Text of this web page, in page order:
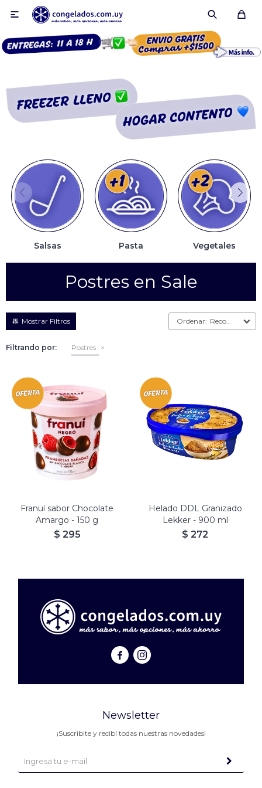

Salsas Pasta Vegetales
Postres en Sale
Recomendados
Filtrando por: Postres
Franuí sabor Chocolate
Amargo - 150 g
$ 295
Helado DDL Granizado
Lekker - 900 ml
$ 272
 
Newsletter
¡Suscribite y recibí todas nuestras novedades!
Smoothies
Fruta congelada
Pulpas
Pizzas
Otros
Arrolladitos primavera
Croquetas
Otros
Bastones
Especialidades
Ravioles
Tallarines
Ñoquis
Especialidades
Nuggets
Sin rebozar
Rebozados
Sin Rebozar
Helados